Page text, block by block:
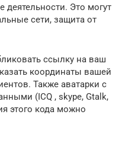
деятельности. Это могут
сети, защита от
ссылку на ваш
координаты вашей
Также аватарки с
(ICQ , skype, Gtalk,
этого кода можно